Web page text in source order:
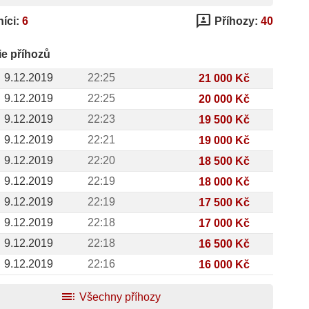
6 3p Příhozy: 40
příhozů
9.12.2019
22:25
21 000 Kč
9.12.2019
22:25
20 000 Kč
9.12.2019
22:23
19 500 Kč
9.12.2019
22:21
19 000 Kč
9.12.2019
22:20
18 500 Kč
9.12.2019
22:19
18 000 Kč
9.12.2019
22:19
17 500 Kč
9.12.2019
22:18
17 000 Kč
9.12.2019
22:18
16 500 Kč
9.12.2019
22:16 16 000 Kč
toc Všechny příhozy